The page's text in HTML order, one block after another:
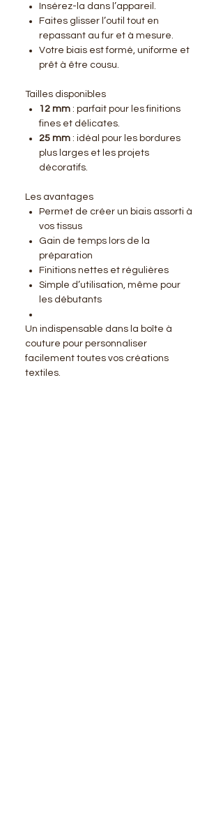
Insérez-la dans l’appareil.
Faites glisser l’outil tout en
repassant au fur et à mesure.
Votre biais est formé, uniforme et
prêt à être cousu.
Tailles disponibles
12 mm : parfait pour les finitions
fines et délicates.
25 mm : idéal pour les bordures
plus larges et les projets
décoratifs.
Les avantages
Permet de créer un biais assorti à
vos tissus
Gain de temps lors de la
préparation
Finitions nettes et régulières
Simple d’utilisation, même pour
les débutants
Un indispensable dans la boîte à
couture pour personnaliser
facilement toutes vos créations
textiles.